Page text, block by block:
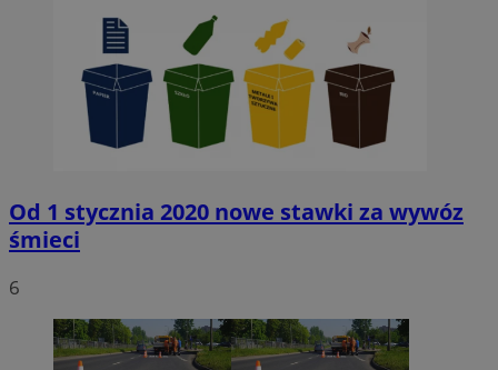
Od 1 stycznia 2020 nowe stawki za wywóz
śmieci
6